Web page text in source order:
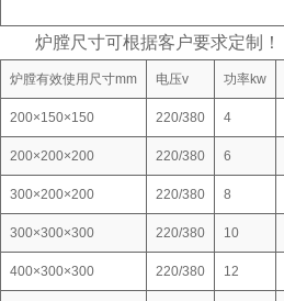
炉膛尺寸可根据客户要求定制！
炉膛有效使用尺寸mm 电压v 功率kw
200×150×150 220/380 4
200×200×200 220/380 6
300×200×200 220/380 8
300×300×300 220/380 10
400×300×300 220/380 12